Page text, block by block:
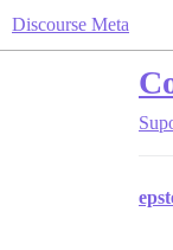
Discourse Meta